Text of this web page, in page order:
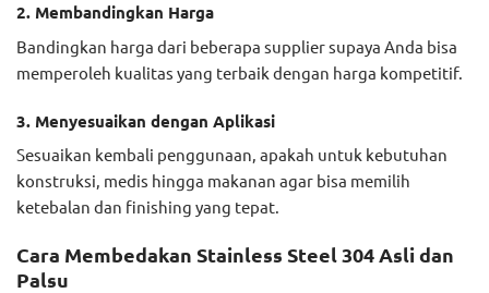
2. Membandingkan Harga
Bandingkan harga dari beberapa supplier supaya Anda bisa
memperoleh kualitas yang terbaik dengan harga kompetitif.
3. Menyesuaikan dengan Aplikasi
Sesuaikan kembali penggunaan, apakah untuk kebutuhan
konstruksi, medis hingga makanan agar bisa memilih
ketebalan dan finishing yang tepat.
Cara Membedakan Stainless Steel 304 Asli dan
Palsu